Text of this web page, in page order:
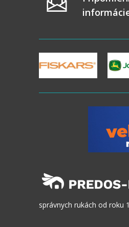
správnych rukách od roku